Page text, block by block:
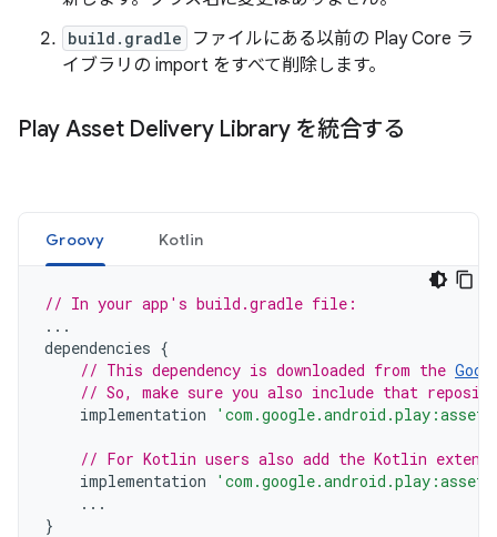
build.gradle
ファイルにある以前の Play Core ラ
イブラリの import をすべて削除します。
Play Asset Delivery Library を統合する
Groovy Kotlin
// In your app's build.gradle file:
...
dependencies {
// This dependency is downloaded from the
// So, make sure you also include that
implementation
// For Kotlin users also add the Kotlin
implementation
...
}